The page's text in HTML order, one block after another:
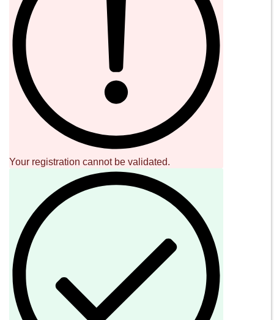
02 36533634
orders@sound-cave.com
Sound Cave di Roberto Mammarella
Via Valparaiso 9
20144 Milano
P.IVA 08306900963
COD. FIS. MMMRRT68L29F205J
SOCIAL
NEWSLETTER
Iscriviti alla nostra newsletter
INFORMAZIONI